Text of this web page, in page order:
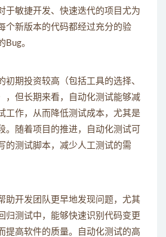
于敏捷开发、快速迭代的项目尤为
个新版本的代码都经过充分的验
Bug。
初期投资较高（包括工具的选择、
，但长期来看，自动化测试能够减
工作，从而降低测试成本，尤其是
。随着项目的推进，自动化测试可
的测试脚本，减少人工测试的需
助开发团队更早地发现问题，尤其
归测试中，能够快速识别代码变更
提高软件的质量。自动化测试的高